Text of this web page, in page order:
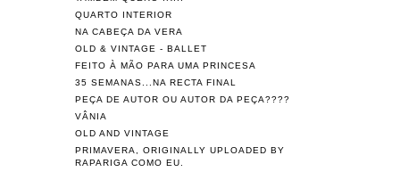
QUARTO INTERIOR
NA CABEÇA DA VERA
OLD & VINTAGE - BALLET
FEITO À MÃO PARA UMA PRINCESA
35 SEMANAS...NA RECTA FINAL
PEÇA DE AUTOR OU AUTOR DA PEÇA????
VÂNIA
OLD AND VINTAGE
PRIMAVERA, ORIGINALLY UPLOADED BY
RAPARIGA COMO EU.